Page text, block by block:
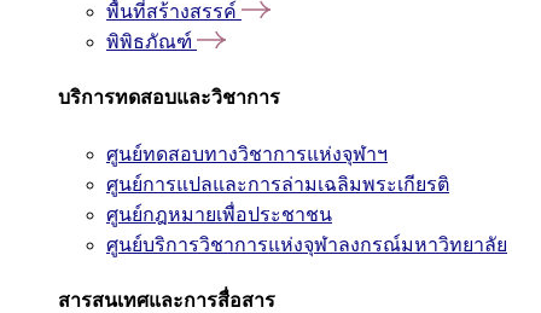
พื้นที่สร้างสรรค์
พิพิธภัณฑ์
บริการทดสอบและวิชาการ
ศูนย์ทดสอบทางวิชาการแห่งจุฬาฯ
ศูนย์การแปลและการล่ามเฉลิมพระเกียรติ
ศูนย์กฎหมายเพื่อประชาชน
ศูนย์บริการวิชาการแห่งจุฬาลงกรณ์มหาวิทยาลัย
สารสนเทศและการสื่อสาร